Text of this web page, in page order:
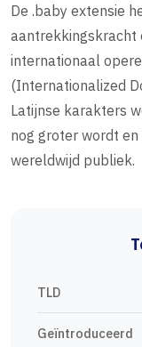
De .baby extensie
aantrekkingskracht
internationaal
(Internationalized
Latijnse karakters
nog groter wordt
wereldwijd publiek.
TLD
Geïntroduceerd